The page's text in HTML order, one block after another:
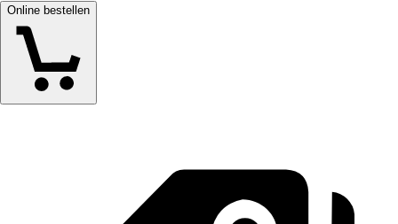
Online bestellen